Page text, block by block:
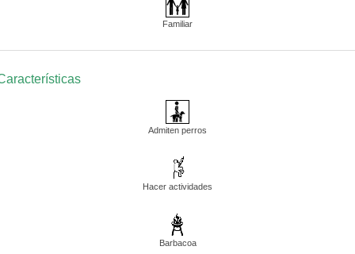
Familiar
Admiten perros
Hacer actividades
Barbacoa